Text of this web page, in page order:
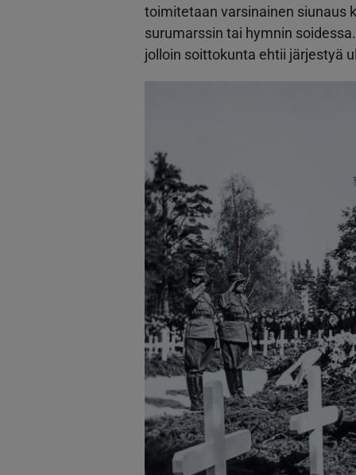
toimitetaan varsinainen siunaus
surumarssin tai hymnin
jolloin soittokunta ehtii järjestyä